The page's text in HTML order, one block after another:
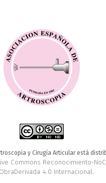
y Cirugía Articular está
Commons Reconocimiento-
4.0 Internacional.